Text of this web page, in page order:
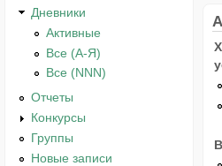
Дневники
Активные
Все (А-Я)
Все (NNN)
Отчеты
Конкурсы
Группы
Новые записи